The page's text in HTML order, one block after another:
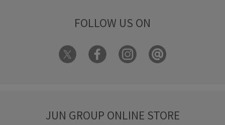
FOLLOW US ON
JUN GROUP ONLINE STORE